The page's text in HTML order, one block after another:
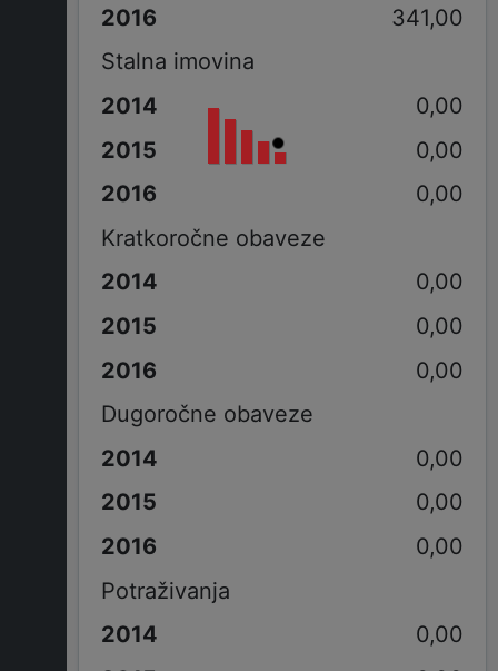
341,00
Stalna imovina
0,00
0,00
0,00
Kratkoročne obaveze
0,00
0,00
0,00
Dugoročne obaveze
0,00
0,00
0,00
Potraživanja
0,00